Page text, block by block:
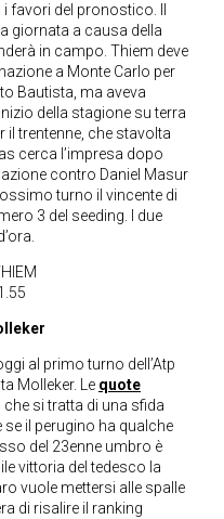
favori del pronostico. Il
giornata a causa della
in campo. Thiem deve
a Monte Carlo per
Bautista, ma aveva
della stagione su terra
il trentenne, che stavolta
cerca l’impresa dopo
contro Daniel Masur
turno il vincente di
3 del seeding. I due
al primo turno dell’Atp
Molleker. Le quote
si tratta di una sfida
il perugino ha qualche
del 23enne umbro è
vittoria del tedesco la
vuole mettersi alle spalle
di risalire il ranking